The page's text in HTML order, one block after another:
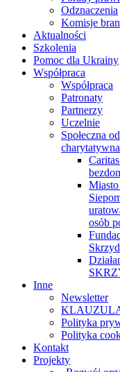
Odznaczenia
Komisje
Aktualności
Szkolenia
Pomoc dla Ukrainy
Współpraca
Współpraca
Patronaty
Partnerzy
Uczelnie
Społeczna
charytatywna
osób
Inne
Newsletter
Polityka
Polityka
Kontakt
Projekty